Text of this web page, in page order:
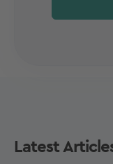
Latest